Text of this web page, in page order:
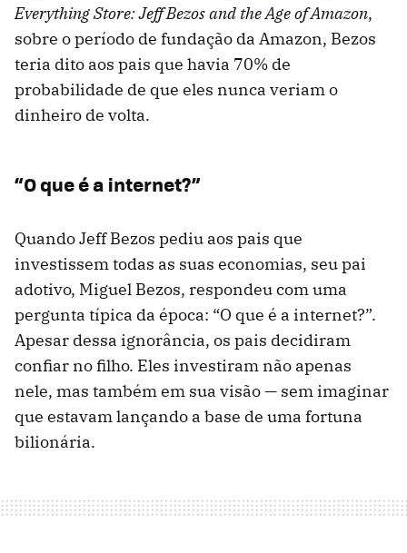
Everything Store: Jeff Bezos and the Age of Amazon,
sobre o período de fundação da Amazon, Bezos
teria dito aos pais que havia 70% de
probabilidade de que eles nunca veriam o
dinheiro de volta.
“O que é a internet?”
Quando Jeff Bezos pediu aos pais que
investissem todas as suas economias, seu pai
adotivo, Miguel Bezos, respondeu com uma
pergunta típica da época: “O que é a internet?”.
Apesar dessa ignorância, os pais decidiram
confiar no filho. Eles investiram não apenas
nele, mas também em sua visão — sem imaginar
que estavam lançando a base de uma fortuna
bilionária.